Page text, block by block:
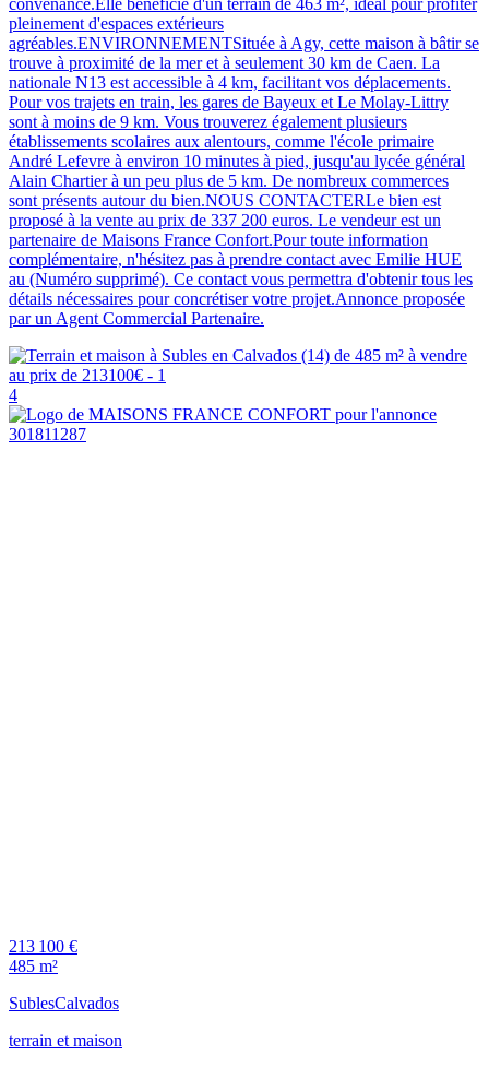
convenance.Elle bénéficie d'un terrain de 463 m², idéal pour profiter
pleinement d'espaces extérieurs
agréables.ENVIRONNEMENTSituée à Agy, cette maison à bâtir se
trouve à proximité de la mer et à seulement 30 km de Caen. La
nationale N13 est accessible à 4 km, facilitant vos déplacements.
Pour vos trajets en train, les gares de Bayeux et Le Molay-Littry
sont à moins de 9 km. Vous trouverez également plusieurs
établissements scolaires aux alentours, comme l'école primaire
André Lefevre à environ 10 minutes à pied, jusqu'au lycée général
Alain Chartier à un peu plus de 5 km. De nombreux commerces
sont présents autour du bien.NOUS CONTACTERLe bien est
proposé à la vente au prix de 337 200 euros. Le vendeur est un
partenaire de Maisons France Confort.Pour toute information
complémentaire, n'hésitez pas à prendre contact avec Emilie HUE
au (Numéro supprimé). Ce contact vous permettra d'obtenir tous les
détails nécessaires pour concrétiser votre projet.Annonce proposée
par un Agent Commercial Partenaire.
4
213 100 €
485 m²
SublesCalvados
terrain et maison